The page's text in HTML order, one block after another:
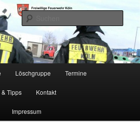
RD
Löschgruppe Rodenkirchen
Löschgruppe Termine
& Tipps Kontakt
Impressum